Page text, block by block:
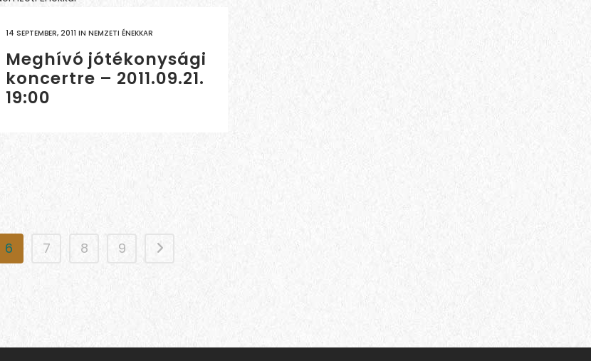
14 SEPTEMBER, 2011 IN NEMZETI ÉNEKKAR
Meghívó jótékonysági
koncertre – 2011.09.21.
19:00
6 7 8 9